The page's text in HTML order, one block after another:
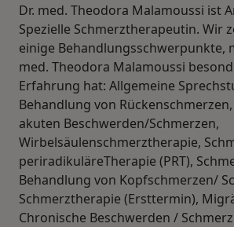
Dr. med. Theodora Malamoussi ist
Spezielle Schmerztherapeutin. Wir
einige Behandlungsschwerpunkte,
med. Theodora Malamoussi
Erfahrung hat: Allgemeine
Behandlung von
akuten Beschwerden/Schmerzen,
Wirbelsäulenschmerztherapie,
periradikuläreTherapie (PRT),
Behandlung von Kopfschmerzen/
Schmerztherapie (Ersttermin),
Chronische Beschwerden /